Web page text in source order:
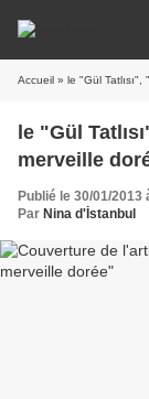
Accueil » le "Gül
le "Gül
merveille
Publié le 30/01/2013
Par Nina d'İstanbul